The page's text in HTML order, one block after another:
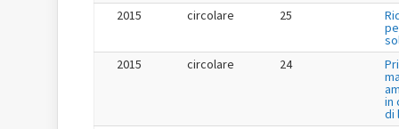
2015
circolare 25
2015
circolare 24
in
di